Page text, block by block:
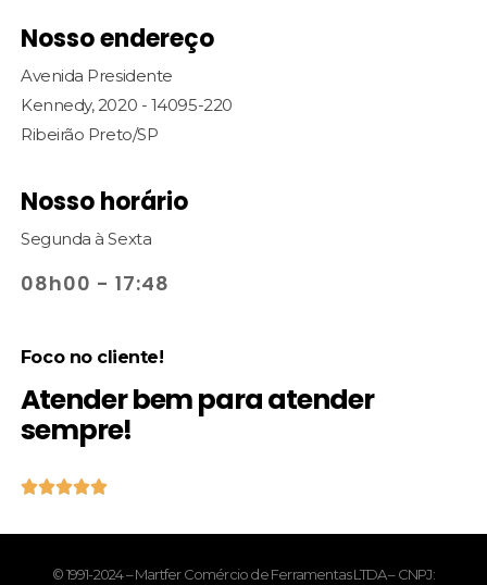
Nosso endereço
Avenida Presidente
Kennedy, 2020 - 14095-220
Ribeirão Preto/SP
Nosso horário
Segunda à Sexta
08h00 - 17:48
Foco no cliente!
Atender bem para atender
sempre!

© 1991-2024 – Martfer Comércio de Ferramentas LTDA – CNPJ: